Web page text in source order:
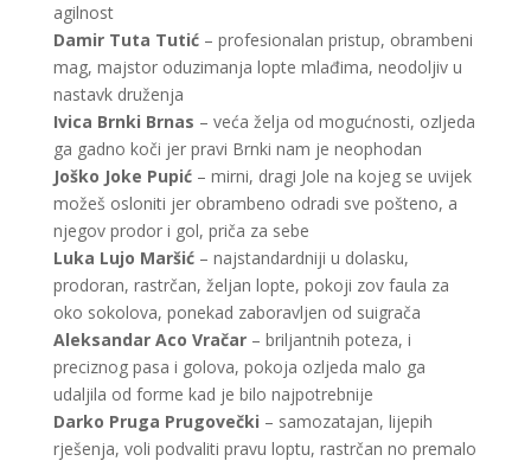
agilnost
Damir Tuta Tutić – profesionalan pristup, obrambeni
mag, majstor oduzimanja lopte mlađima, neodoljiv u
nastavk druženja
Ivica Brnki Brnas – veća želja od mogućnosti, ozljeda
ga gadno koči jer pravi Brnki nam je neophodan
Joško Joke Pupić– mirni, dragi Jole na kojeg se uvijek
možeš osloniti jer obrambeno odradi sve pošteno, a
njegov prodor i gol, priča za sebe
Luka Lujo Maršić – najstandardniji u dolasku,
prodoran, rastrčan, željan lopte, pokoji zov faula za
oko sokolova, ponekad zaboravljen od suigrača
Aleksandar Aco Vračar– briljantnih poteza, i
preciznog pasa i golova, pokoja ozljeda malo ga
udaljila od forme kad je bilo najpotrebnije
Darko Pruga Prugovečki – samozatajan, lijepih
rješenja, voli podvaliti pravu loptu, rastrčan no premalo